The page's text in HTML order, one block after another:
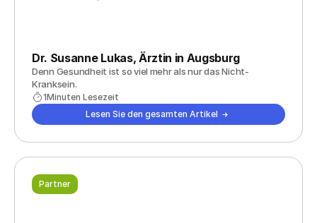
Dr. Susanne Lukas, Ärztin in Augsburg
Denn Gesundheit ist so viel mehr als nur das Nicht-
Kranksein.
1Minuten Lesezeit
Lesen Sie den gesamten Artikel
Partner